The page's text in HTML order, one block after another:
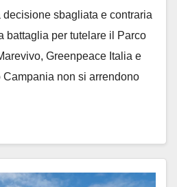
decisione sbagliata e contraria
battaglia per tutelare il Parco
Greenpeace Italia e
non si arrendono